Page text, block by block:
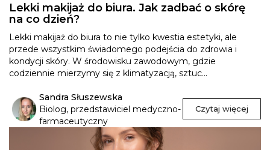
Lekki makijaż do biura. Jak zadbać o skórę
na co dzień?
Lekki makijaż do biura to nie tylko kwestia estetyki, ale
przede wszystkim świadomego podejścia do zdrowia i
kondycji skóry. W środowisku zawodowym, gdzie
codziennie mierzymy się z klimatyzacją, sztuc...
Sandra Słuszewska
Biolog, przedstawiciel medyczno-
farmaceutyczny
Czytaj więcej